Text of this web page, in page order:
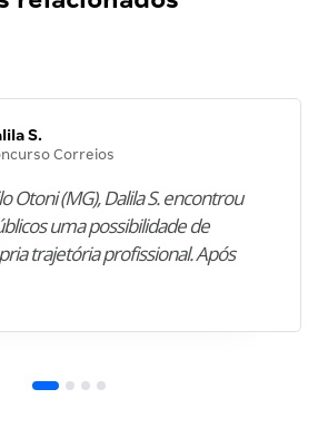
S.
Correios
Otoni (MG), Dalila S. encontrou
uma possibilidade de
trajetória profissional. Após